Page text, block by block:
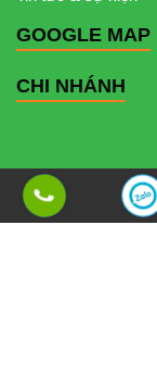
GOOGLE MAP
CHI NHÁNH